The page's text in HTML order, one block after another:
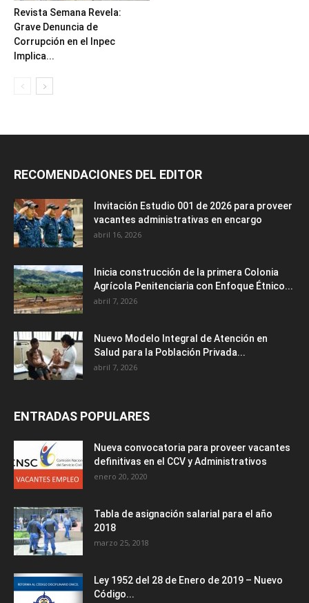
Revista Semana Revela:
Grave Denuncia de
Corrupción en el Inpec
Implica...
RECOMENDACIONES DEL EDITOR
Invitación Estudio 001 de 2026 para proveer
vacantes administrativas en encargo
abril 16, 2026
Inicia construcción de la primera Colonia
Agrícola Penitenciaria con Enfoque Étnico...
abril 7, 2026
Nuevo Modelo Integral de Atención en
Salud para la Población Privada...
abril 7, 2026
ENTRADAS POPULARES
Nueva convocatoria para proveer vacantes
definitivas en el CCV y Administrativos
enero 20, 2020
Tabla de asignación salarial para el año
2018
marzo 25, 2018
Ley 1952 del 28 de Enero de 2019 – Nuevo
Código...